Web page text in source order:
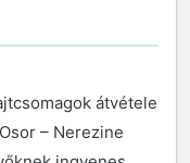
átvétele
– Nerezine